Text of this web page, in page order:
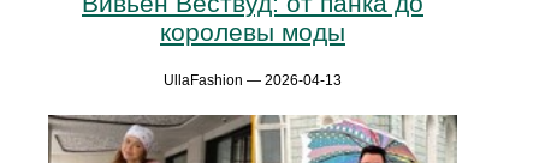
королевы моды
UllaFashion — 2026-04-13